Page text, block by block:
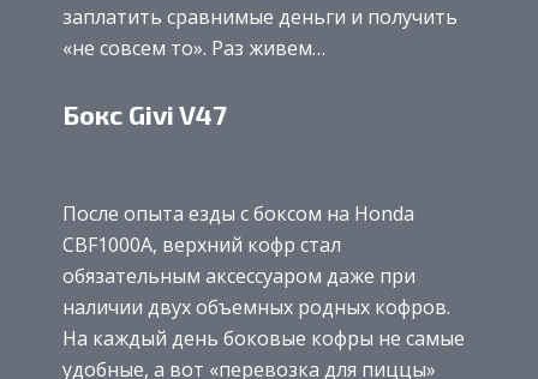
заплатить сравнимые деньги и получить
«не совсем то». Раз живем…
Бокс Givi V47
После опыта езды с боксом на Honda
CBF1000A, верхний кофр стал
обязательным аксессуаром даже при
наличии двух объемных родных кофров.
На каждый день боковые кофры не самые
удобные, а вот «перевозка для пиццы»